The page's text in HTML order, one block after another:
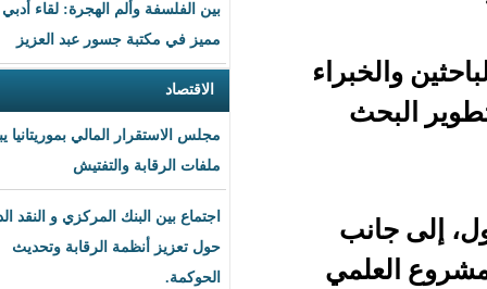
بين الفلسفة وألم الهجرة: لقاء أدبي
مميز في مكتبة جسور عبد العزيز
الاقتصاد
مجلس الاستقرار المالي بموريتانيا يبحث
ملفات الرقابة والتفتيش
اجتماع بين البنك المركزي و النقد الدولي
حول تعزيز أنظمة الرقابة وتحديث
الحوكمة.